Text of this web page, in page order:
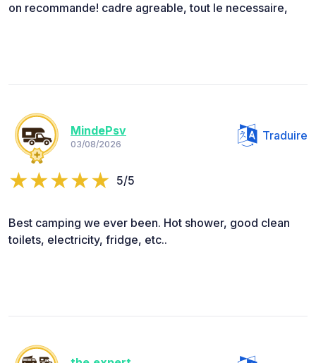
on recommande! cadre agreable, tout le necessaire,
MindePsv
03/08/2026
Traduire
5/5
Best camping we ever been. Hot shower, good clean
toilets, electricity, fridge, etc..